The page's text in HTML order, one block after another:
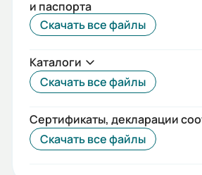
и паспорта
Скачать все файлы
Каталоги
Скачать все файлы
Сертификаты, декларации
Скачать все файлы